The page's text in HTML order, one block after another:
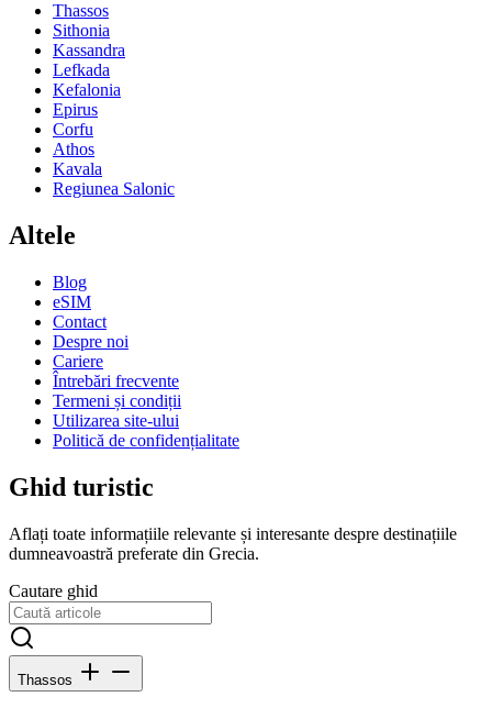
Thassos
Sithonia
Kassandra
Lefkada
Kefalonia
Epirus
Corfu
Athos
Kavala
Regiunea Salonic
Altele
Blog
eSIM
Contact
Despre noi
Cariere
Întrebări frecvente
Termeni și condiții
Utilizarea site-ului
Politică de confidențialitate
Ghid turistic
Aflați toate informațiile relevante și interesante despre destinațiile
dumneavoastră preferate din Grecia.
Cautare ghid
Thassos